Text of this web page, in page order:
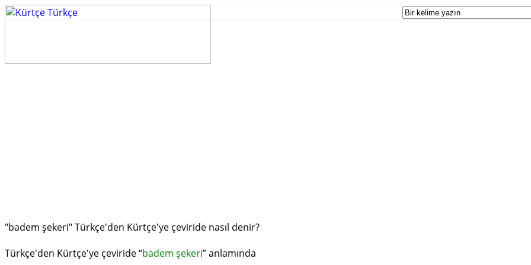
"badem şekeri" Türkçe'den Kürtçe'ye çeviride nasıl denir?
Türkçe'den Kürtçe'ye çeviride “badem şekeri” anlamında